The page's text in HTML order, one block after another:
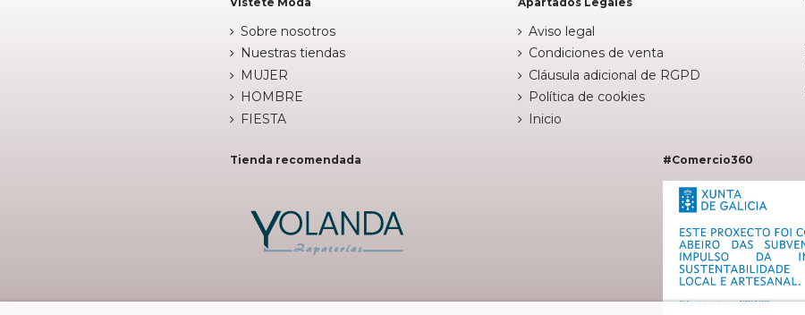
Sobre nosotros
Nuestras tiendas
MUJER
HOMBRE
FIESTA
Aviso legal
Condiciones de venta
Cláusula adicional de RGPD
Política de cookies
Inicio
Tienda recomendada #Comercio360